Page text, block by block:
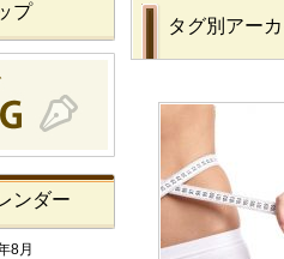
タグ別アー
プ
ンダー
8月